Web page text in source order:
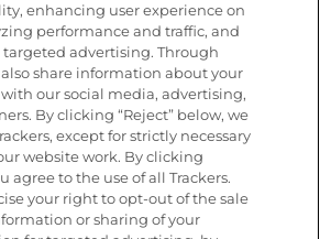
a La Cocina Goya®
Recetas, Ofertas Especiales y
Promociones
enhancing user experience on
performance and traffic, and
advertising. Through
also share information about your
our social media, advertising,
By clicking “Reject” below, we
except for strictly necessary
website work. By clicking
agree to the use of all Trackers.
your right to opt-out of the sale
or sharing of your